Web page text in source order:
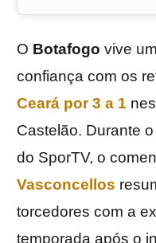
O Botafogo vive
confiança com os
Ceará por 3 a 1
Castelão. Durante o
do SporTV, o
Vasconcellos
torcedores com a
temporada após o